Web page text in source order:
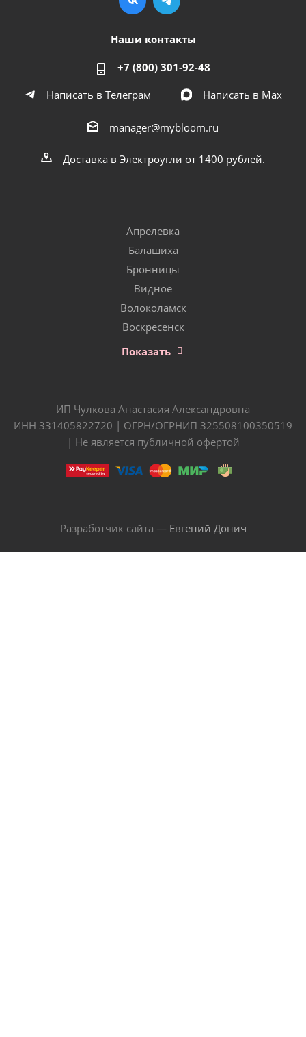
Наши контакты
+7 (800) 301-92-48
Написать в Телеграм
Написать в Мах
manager@mybloom.ru
Доставка в Электроугли от 1400 рублей.
Апрелевка
Балашиха
Бронницы
Видное
Волоколамск
Воскресенск
Показать
ИП Чулкова Анастасия Александровна
ИНН 331405822720 | ОГРН/ОГРНИП 325508100350519
| Не является публичной офертой
Разработчик сайта — Евгений Донич